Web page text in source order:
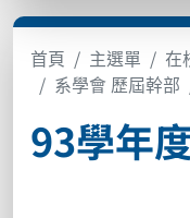
首頁 主選單 在
系學會 歷屆幹部
93學年